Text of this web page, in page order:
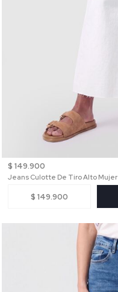
$ 149.900
Jeans Culotte De Tiro Alto Mujer
$ 149.900